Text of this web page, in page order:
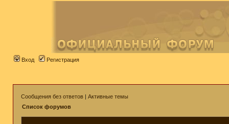
Вход Регистрация
Сообщения без ответов | Активные темы
Список форумов